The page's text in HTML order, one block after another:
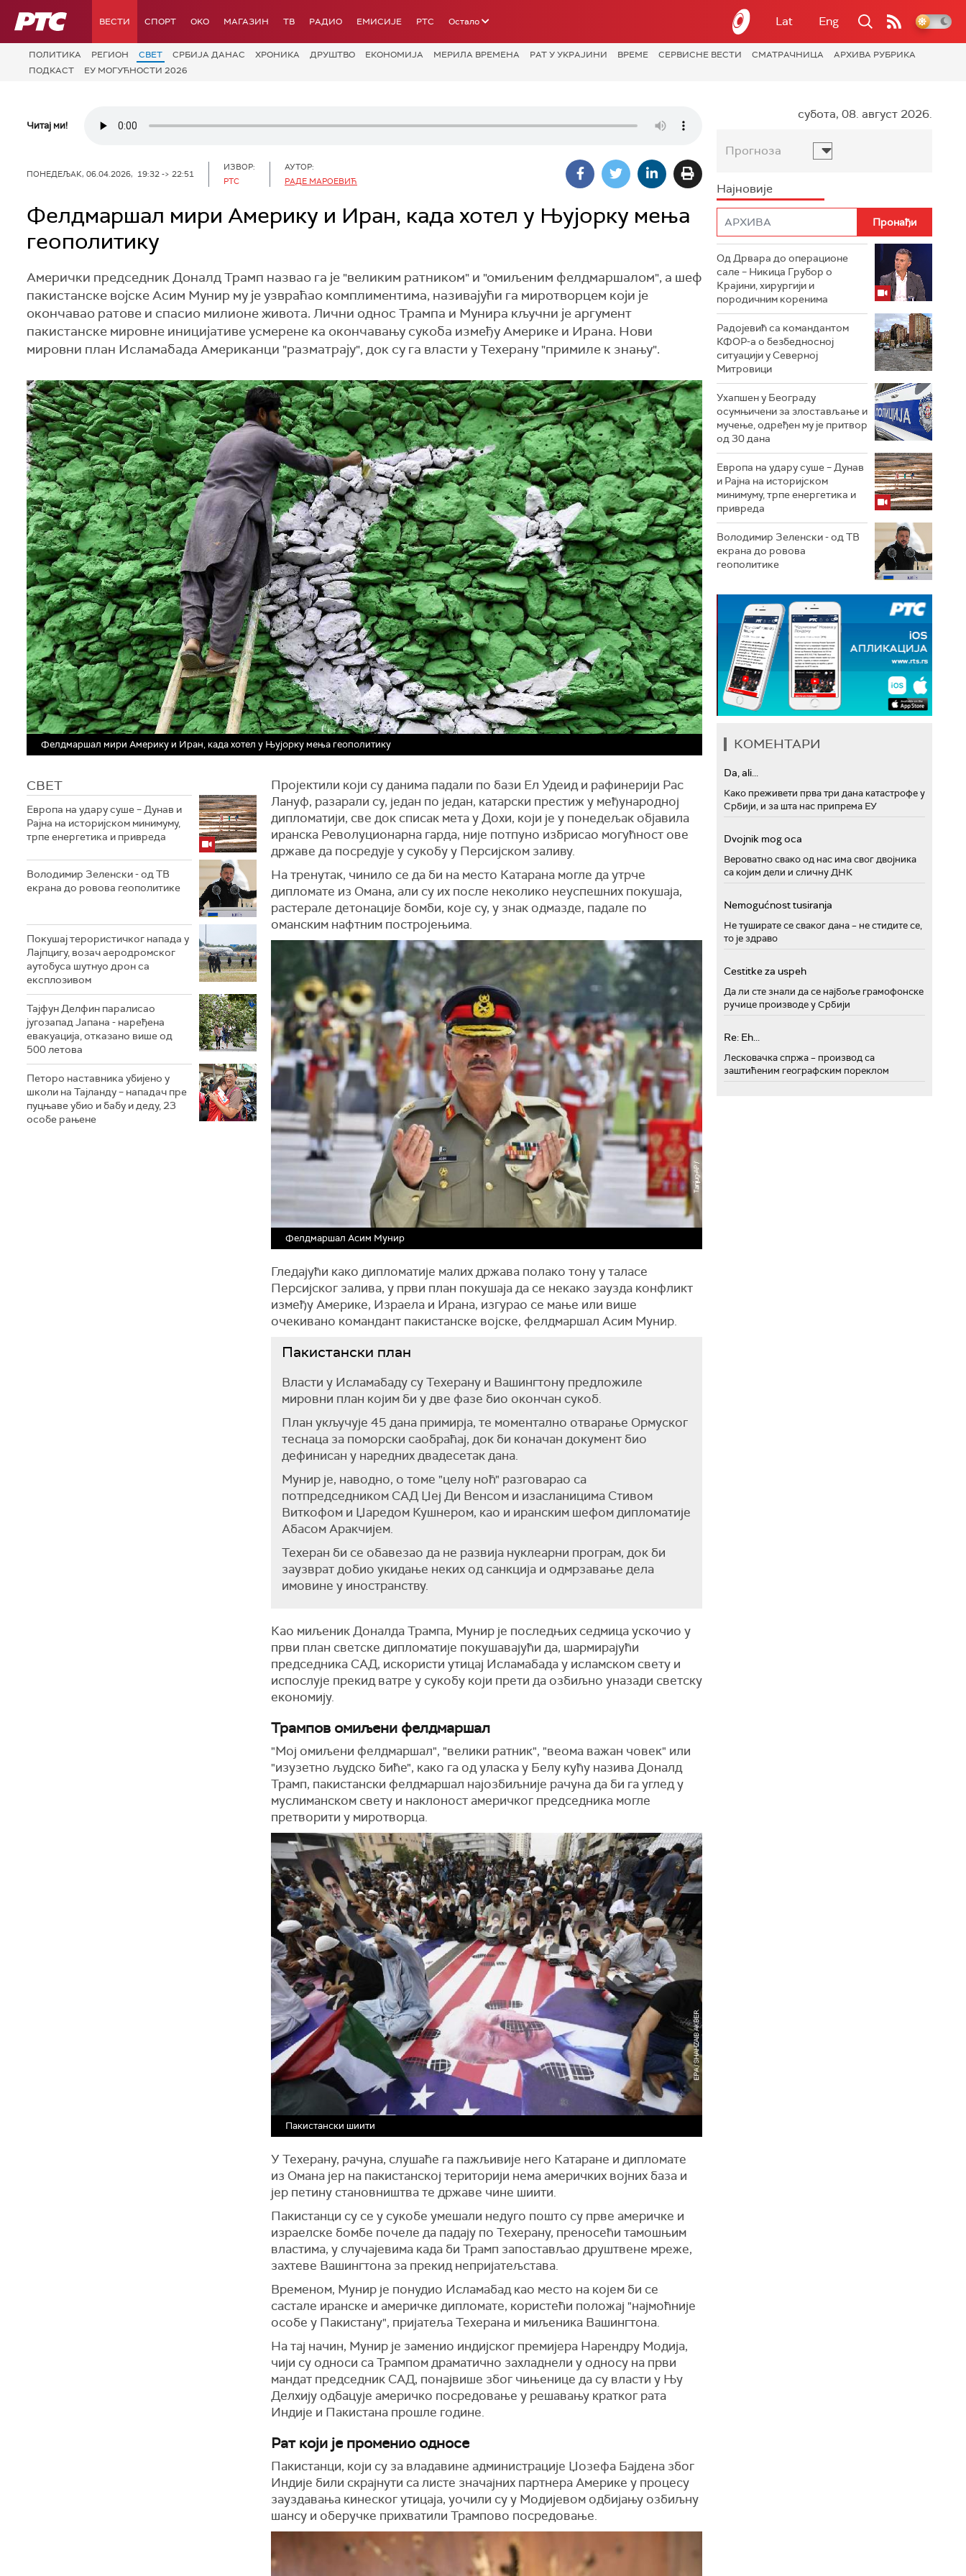
РТС ВЕСТИ СПОРТ OKO МАГАЗИН ТВ РАДИО ЕМИСИЈЕ РТС Остало Lat Eng
ПОЛИТИКА РЕГИОН СВЕТ СРБИЈА ДАНАС ХРОНИКА ДРУШТВО ЕКОНОМИЈА МЕРИЛА ВРЕМЕНА РАТ У УКРАЈИНИ ВРЕМЕ СЕРВИСНЕ ВЕСТИ СМАТРАЧНИЦА
АРХИВА РУБРИКА
ПОДКАСТ
ЕУ МОГУЋНОСТИ 2026
Читај ми!
ПОНЕДЕЉАК, 06.04.2026, 19:32 -> 22:51
ИЗВОР:
РТС
АУТОР:
РАДЕ МАРОЕВИЋ
Фелдмаршал мири Америку и Иран, када хотел у Њујорку мења
геополитику
Амерички председник Доналд Трамп назвао га је "великим ратником" и "омиљеним фелдмаршалом", а шеф
пакистанске војске Асим Мунир му је узвраћао комплиментима, називајући га миротворцем који је
окончавао ратове и спасио милионе живота. Лични однос Трампа и Мунира кључни је аргумент
пакистанске мировне иницијативе усмерене ка окончавању сукоба између Америке и Ирана. Нови
мировни план Исламабада Американци "разматрају", док су га власти у Техерану "примиле к знању".
Фелдмаршал мири Америку и Иран, када хотел у Њујорку мења геополитику
СВЕТ
Европа на удару суше – Дунав и
Рајна на историјском минимуму,
трпе енергетика и привреда
Володимир Зеленски - од ТВ
екрана до ровова геополитике
Покушај терористичког напада у
Лајпцигу, возач аеродромског
аутобуса шутнуо дрон са
експлозивом
Тајфун Делфин паралисао
југозапад Јапана - наређена
евакуација, отказано више од
500 летова
Петоро наставника убијено у
школи на Тајланду – нападач пре
пуцњаве убио и бабу и деду, 23
особе рањене
Пројектили који су данима падали по бази Ел Удеид и рафинерији Рас
Лануф, разарали су, један по један, катарски престиж у међународној
дипломатији, све док списак мета у Дохи, који је у понедељак објавила
иранска Револуционарна гарда, није потпуно избрисао могућност ове
државе да посредује у сукобу у Персијском заливу.
На тренутак, чинило се да би на место Катарана могле да утрче
дипломате из Омана, али су их после неколико неуспешних покушаја,
растерале детонације бомби, које су, у знак одмазде, падале по
оманским нафтним постројењима.
Фелдмаршал Асим Мунир
Гледајући како дипломатије малих држава полако тону у таласе
Персијског залива, у први план покушаја да се некако заузда конфликт
између Америке, Израела и Ирана, изгурао се мање или више
очекивано командант пакистанске војске, фелдмаршал Асим Мунир.
Пакистански план
Власти у Исламабаду су Техерану и Вашингтону предложиле
мировни план којим би у две фазе био окончан сукоб.
План укључује 45 дана примирја, те моментално отварање Ормуског
теснаца за поморски саобраћај, док би коначан документ био
дефинисан у наредних двадесетак дана.
Мунир је, наводно, о томе "целу ноћ" разговарао са
потпредседником САД Џеј Ди Венсом и изасланицима Стивом
Виткофом и Џаредом Кушнером, као и иранским шефом дипломатије
Абасом Аракчијем.
Техеран би се обавезао да не развија нуклеарни програм, док би
заузврат добио укидање неких од санкција и одмрзавање дела
имовине у иностранству.
Као миљеник Доналда Трампа, Мунир је последњих седмица ускочио у
први план светске дипломатије покушавајући да, шармирајући
председника САД, искористи утицај Исламабада у исламском свету и
испослује прекид ватре у сукобу који прети да озбиљно уназади светску
економију.
Трампов омиљени фелдмаршал
"Мој омиљени фелдмаршал", "велики ратник", "веома важан човек" или
"изузетно људско биће", како га од уласка у Белу кућу назива Доналд
Трамп, пакистански фелдмаршал најозбиљније рачуна да би га углед у
муслиманском свету и наклоност америчког председника могле
претворити у миротворца.
Пакистански шиити
У Техерану, рачуна, слушаће га пажљивије него Катаране и дипломате
из Омана јер на пакистанској територији нема америчких војних база и
јер петину становништва те државе чине шиити.
Пакистанци су се у сукобе умешали недуго пошто су прве америчке и
израелске бомбе почеле да падају по Техерану, преносећи тамошњим
властима, у случајевима када би Трамп запостављао друштвене мреже,
захтеве Вашингтона за прекид непријатељстава.
Временом, Мунир је понудио Исламабад као место на којем би се
састале иранске и америчке дипломате, користећи положај "најмоћније
особе у Пакистану", пријатеља Техерана и миљеника Вашингтона.
На тај начин, Мунир је заменио индијског премијера Нарендру Модија,
чији су односи са Трампом драматично захладнели у односу на први
мандат председник САД, понајвише због чињенице да су власти у Њу
Делхију одбацује америчко посредовање у решавању кратког рата
Индије и Пакистана прошле године.
Рат који је променио односе
Пакистанци, који су за владавине администрације Џозефа Бајдена због
Индије били скрајнути са листе значајних партнера Америке у процесу
зауздавања кинеског утицаја, уочили су у Модијевом одбијању озбиљну
шансу и оберучке прихватили Трампово посредовање.
субота, 08. август 2026.
Прогноза
Најновије
Од Дрвара до операционе
сале – Никица Грубор о
Крајини, хирургији и
породичним коренима
Радојевић са командантом
КФОР-а о безбедносној
ситуацији у Северној
Митровици
Ухапшен у Београду
осумњичени за злостављање и
мучење, одређен му је притвор
од 30 дана
Европа на удару суше – Дунав
и Рајна на историјском
минимуму, трпе енергетика и
привреда
Володимир Зеленски - од ТВ
екрана до ровова
геополитике
КОМЕНТАРИ
Da, ali...
Како преживети прва три дана катастрофе у
Србији, и за шта нас припрема ЕУ
Dvojnik mog oca
Вероватно свако од нас има свог двојника
са којим дели и сличну ДНК
Nemogućnost tusiranja
Не туширате се сваког дана – не стидите се,
то је здраво
Cestitke za uspeh
Да ли сте знали да се најбоље грамофонске
ручице производе у Србији
Re: Eh...
Лесковачка спржа – производ са
заштићеним географским пореклом